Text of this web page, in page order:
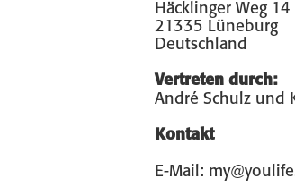
Häcklinger Weg 14
21335 Lüneburg
Deutschland
Vertreten durch:
André Schulz und
Kontakt
E-Mail: